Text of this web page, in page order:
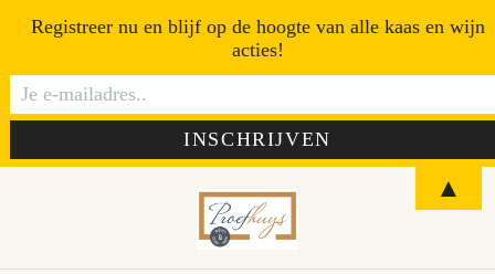
Registreer nu en blijf op de hoogte van alle kaas en wijn
acties!
▲